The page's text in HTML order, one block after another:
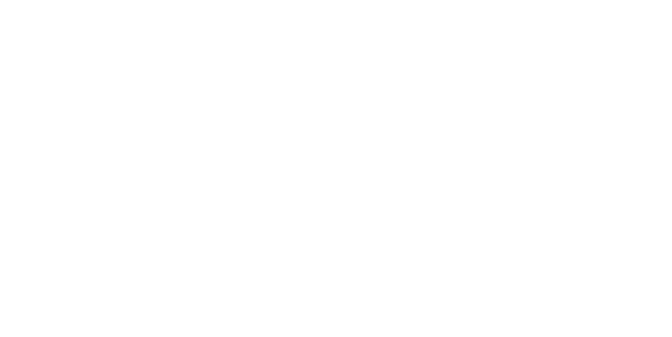
、I-Webメンバーズにご登録され
て、当社および当社の共同利用者
を証明するものではありません。
の期間は出荷製品に未対応品が
。
刻な影響を及ぼさない年数を意
それがある場合は、取り引きをい